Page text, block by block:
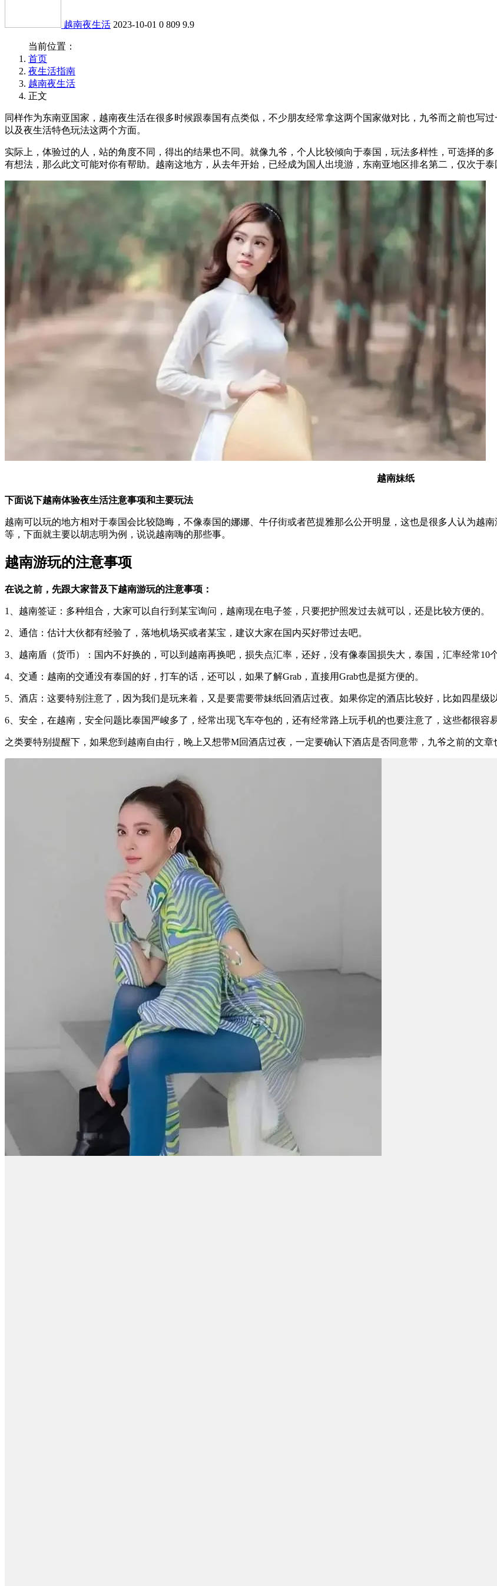
越南夜生活 2023-10-01 0 809 9.9
当前位置：
首页
夜生活指南
越南夜生活
正文
同样作为东南亚国家，越南夜生活在很多时候跟泰国有点类似，不少朋友经常拿这两个国家做对比，九爷而之前也写
以及夜生活特色玩法这两个方面。
实际上，体验过的人，站的角度不同，得出的结果也不同。就像九爷，个人比较倾向于泰国，玩法多样性，可选择的
有想法，那么此文可能对你有帮助。越南这地方，从去年开始，已经成为国人出境游，东南亚地区排名第二，仅次于泰
越南妹纸
下面说下越南体验夜生活注意事项和主要玩法
越南可以玩的地方相对于泰国会比较隐晦，不像泰国的娜娜、牛仔街或者芭提雅那么公开明显，这也是很多人认为越
等，下面就主要以胡志明为例，说说越南嗨的那些事。
越南游玩的注意事项
在说之前，先跟大家普及下越南游玩的注意事项：
1、越南签证：多种组合，大家可以自行到某宝询问，越南现在电子签，只要把护照发过去就可以，还是比较方便的。
2、通信：估计大伙都有经验了，落地机场买或者某宝，建议大家在国内买好带过去吧。
3、越南盾（货币）：国内不好换的，可以到越南再换吧，损失点汇率，还好，没有像泰国损失大，泰国，汇率经常10个
4、交通：越南的交通没有泰国的好，打车的话，还可以，如果了解Grab，直接用Grab也是挺方便的。
5、酒店：这要特别注意了，因为我们是玩来着，又是要需要带妹纸回酒店过夜。如果你定的酒店比较好，比如四星级
6、安全，在越南，安全问题比泰国严峻多了，经常出现飞车夺包的，还有经常路上玩手机的也要注意了，这些都很容
之类要特别提醒下，如果您到越南自由行，晚上又想带M回酒店过夜，一定要确认下酒店是否同意带，九爷之前的文章